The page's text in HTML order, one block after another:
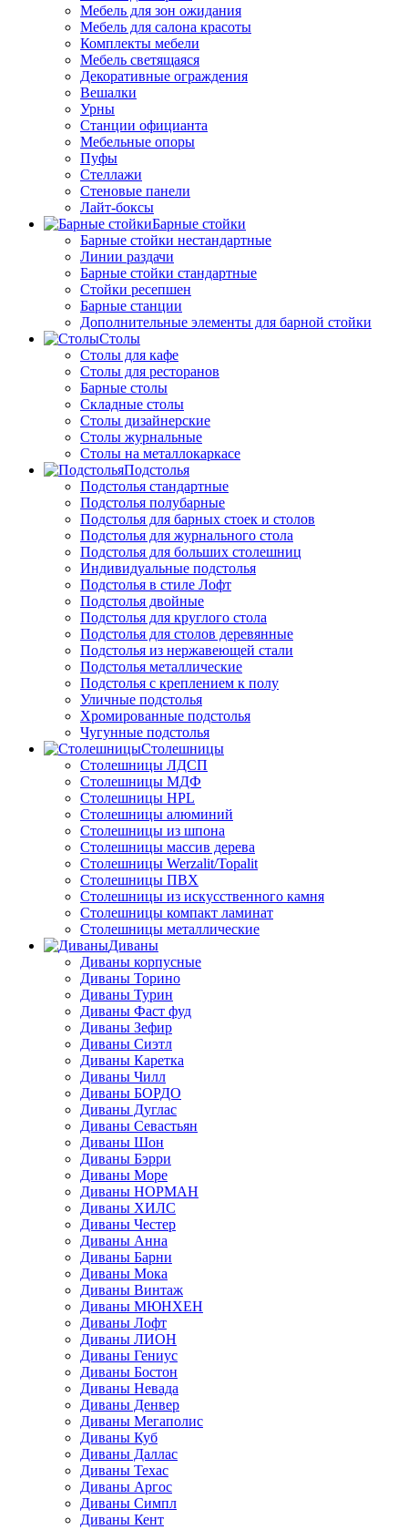
Мебель для зон ожидания
Мебель для салона красоты
Комплекты мебели
Мебель светящаяся
Декоративные ограждения
Вешалки
Урны
Станции официанта
Мебельные опоры
Пуфы
Стеллажи
Стеновые панели
Лайт-боксы
Барные стойки
Барные стойки нестандартные
Линии раздачи
Барные стойки стандартные
Стойки ресепшен
Барные станции
Дополнительные элементы для барной стойки
Столы
Столы для кафе
Столы для ресторанов
Барные столы
Складные столы
Столы дизайнерские
Столы журнальные
Столы на металлокаркасе
Подстолья
Подстолья стандартные
Подстолья полубарные
Подстолья для барных стоек и столов
Подстолья для журнального стола
Подстолья для больших столешниц
Индивидуальные подстолья
Подстолья в стиле Лофт
Подстолья двойные
Подстолья для круглого стола
Подстолья для столов деревянные
Подстолья из нержавеющей стали
Подстолья металлические
Подстолья с креплением к полу
Уличные подстолья
Хромированные подстолья
Чугунные подстолья
Столешницы
Столешницы ЛДСП
Столешницы МДФ
Столешницы HPL
Столешницы алюминий
Столешницы из шпона
Столешницы массив дерева
Столешницы Werzalit/Topalit
Столешницы ПВХ
Столешницы из искусственного камня
Столешницы компакт ламинат
Столешницы металлические
Диваны
Диваны корпусные
Диваны Торино
Диваны Турин
Диваны Фаст фуд
Диваны Зефир
Диваны Сиэтл
Диваны Каретка
Диваны Чилл
Диваны БОРДО
Диваны Дуглас
Диваны Севастьян
Диваны Шон
Диваны Бэрри
Диваны Море
Диваны НОРМАН
Диваны ХИЛС
Диваны Честер
Диваны Анна
Диваны Барни
Диваны Мока
Диваны Винтаж
Диваны МЮНХЕН
Диваны Лофт
Диваны ЛИОН
Диваны Гениус
Диваны Бостон
Диваны Невада
Диваны Денвер
Диваны Мегаполис
Диваны Куб
Диваны Даллас
Диваны Техас
Диваны Аргос
Диваны Симпл
Диваны Кент